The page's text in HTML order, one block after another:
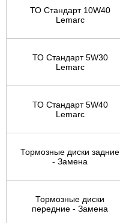
ТО Стандарт 10W40
Lemarc
ТО Стандарт 5W30
Lemarc
ТО Стандарт 5W40
Lemarc
Тормозные диски задние
- Замена
Тормозные диски
передние - Замена